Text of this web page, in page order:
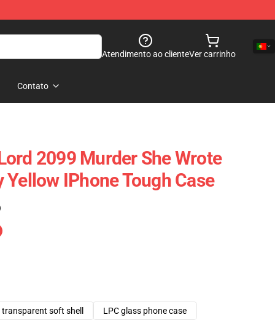
Atendimento ao clienteVer carrinho
Contato
2099 Murder She Wrote
IPhone Tough Case
transparent soft shell
LPC glass phone case